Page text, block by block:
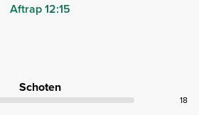
Aftrap 12:15
Schoten
18